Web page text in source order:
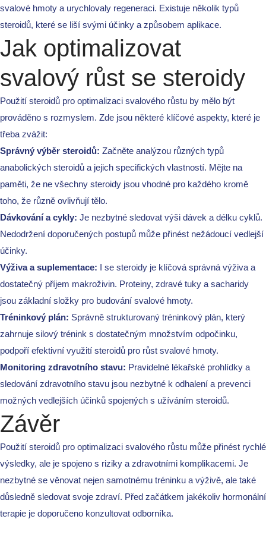
No comments to show.
Archives
August 2026
July 2026
May 2026
April 2026
March 2026
February 2026
January 2026
Categories
! Без рубрики
1
4
6
svalové hmoty a urychlovaly regeneraci. Existuje několik typů
steroidů, které se liší svými účinky a způsobem aplikace.
Jak optimalizovat
svalový růst se steroidy
Použití steroidů pro optimalizaci svalového růstu by mělo být
prováděno s rozmyslem. Zde jsou některé klíčové aspekty, které je
třeba zvážit:
Správný výběr steroidů: Začněte analýzou různých typů
anabolických steroidů a jejich specifických vlastností. Mějte na
paměti, že ne všechny steroidy jsou vhodné pro každého kromě
toho, že různě ovlivňují tělo.
Dávkování a cykly: Je nezbytné sledovat výši dávek a délku cyklů.
Nedodržení doporučených postupů může přinést nežádoucí vedlejší
účinky.
Výživa a suplementace: I se steroidy je klíčová správná výživa a
dostatečný příjem makroživin. Proteiny, zdravé tuky a sacharidy
jsou základní složky pro budování svalové hmoty.
Tréninkový plán: Správně strukturovaný tréninkový plán, který
zahrnuje silový trénink s dostatečným množstvím odpočinku,
podpoří efektivní využití steroidů pro růst svalové hmoty.
Monitoring zdravotního stavu: Pravidelné lékařské prohlídky a
sledování zdravotního stavu jsou nezbytné k odhalení a prevenci
možných vedlejších účinků spojených s užíváním steroidů.
Závěr
Použití steroidů pro optimalizaci svalového růstu může přinést rychlé
výsledky, ale je spojeno s riziky a zdravotními komplikacemi. Je
nezbytné se věnovat nejen samotnému tréninku a výživě, ale také
důsledně sledovat svoje zdraví. Před začátkem jakékoliv hormonální
terapie je doporučeno konzultovat odborníka.